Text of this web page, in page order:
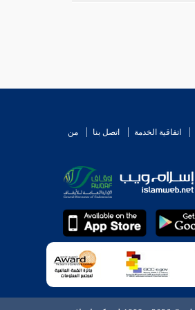
اتفاقية الخدمة اتصل بنا
من